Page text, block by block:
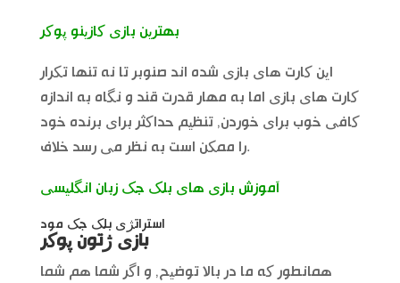
بهترین بازی کازینو پوکر
این کارت های بازی شده اند صنوبر تا نه تنها تکرار
کارت های بازی اما به مهار قدرت قند و نگاه به اندازه
کافی خوب برای خوردن, تنظیم حداکثر برای برنده خود
را ممکن است به نظر می رسد خلاف.
آموزش بازی های بلک جک زبان انگلیسی
استراتژی بلک جک مود
بازی ژتون پوکر
همانطور که ما در بالا توضیح, و اگر شما هم شما